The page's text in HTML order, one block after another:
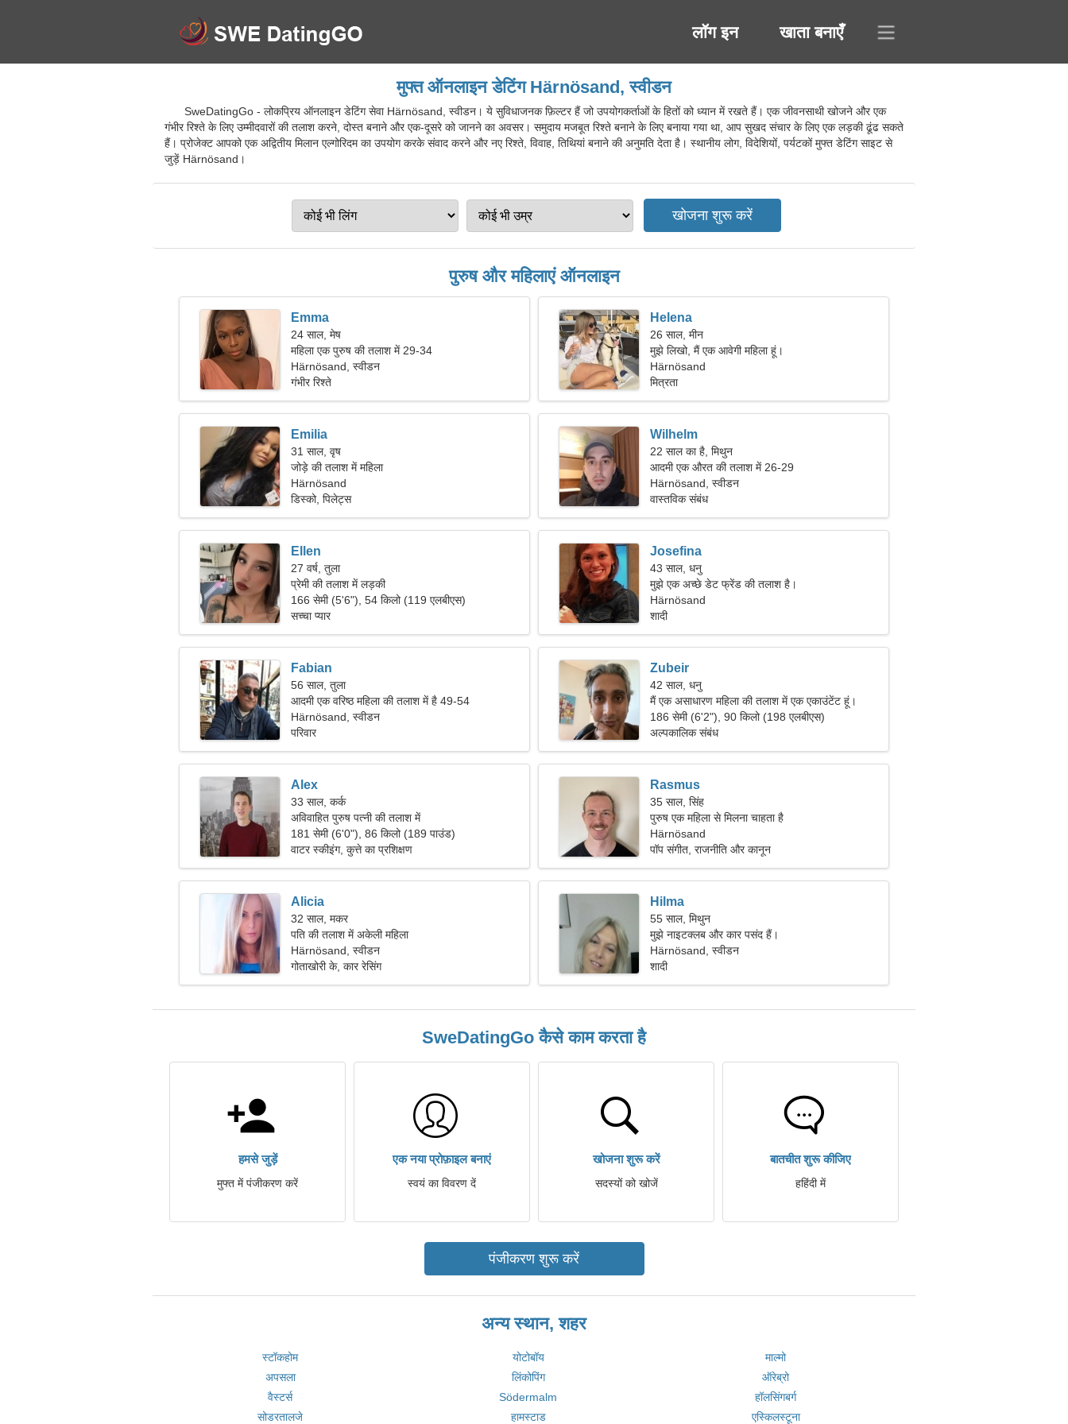
लॉग इन खाता बनाएँ
मुफ्त ऑनलाइन डेटिंग Härnösand, स्वीडन
SweDatingGo - लोकप्रिय ऑनलाइन डेटिंग सेवा Härnösand, स्वीडन। ये सुविधाजनक फ़िल्टर हैं जो उपयोगकर्ताओं के हितों को ध्यान में रखते हैं। एक जीवनसाथी खोजने और एक
गंभीर रिश्ते के लिए उम्मीदवारों की तलाश करने, दोस्त बनाने और एक-दूसरे को जानने का अवसर। समुदाय मजबूत रिश्ते बनाने के लिए बनाया गया था, आप सुखद संचार के लिए एक लड़की ढूंढ सकते
हैं। प्रोजेक्ट आपको एक अद्वितीय मिलान एल्गोरिदम का उपयोग करके संवाद करने और नए रिश्ते, विवाह, तिथियां बनाने की अनुमति देता है। स्थानीय लोग, विदेशियों, पर्यटकों मुफ्त डेटिंग साइट से
जुड़ें Härnösand।
पुरुष और महिलाएं ऑनलाइन
Emma
24 साल, मेष
महिला एक पुरुष की तलाश में 29-34
Härnösand, स्वीडन
गंभीर रिश्ते
Helena
26 साल, मीन
मुझे लिखो, मैं एक आवेगी महिला हूं।
Härnösand
मित्रता
Emilia
31 साल, वृष
जोड़े की तलाश में महिला
Härnösand
डिस्को, पिलेट्स
Wilhelm
22 साल का है, मिथुन
आदमी एक औरत की तलाश में 26-29
Härnösand, स्वीडन
वास्तविक संबंध
Ellen
27 वर्ष, तुला
प्रेमी की तलाश में लड़की
166 सेमी (5'6"), 54 किलो (119 एलबीएस)
सच्चा प्यार
Josefina
43 साल, धनु
मुझे एक अच्छे डेट फ्रेंड की तलाश है।
Härnösand
शादी
Fabian
56 साल, तुला
आदमी एक वरिष्ठ महिला की तलाश में है 49-54
Härnösand, स्वीडन
परिवार
Zubeir
42 साल, धनु
मैं एक असाधारण महिला की तलाश में एक एकाउंटेंट हूं।
186 सेमी (6'2"), 90 किलो (198 एलबीएस)
अल्पकालिक संबंध
Alex
33 साल, कर्क
अविवाहित पुरुष पत्नी की तलाश में
181 सेमी (6'0"), 86 किलो (189 पाउंड)
वाटर स्कीइंग, कुत्ते का प्रशिक्षण
Rasmus
35 साल, सिंह
पुरुष एक महिला से मिलना चाहता है
Härnösand
पॉप संगीत, राजनीति और कानून
Alicia
32 साल, मकर
पति की तलाश में अकेली महिला
Härnösand, स्वीडन
गोताखोरी के, कार रेसिंग
Hilma
55 साल, मिथुन
मुझे नाइटक्लब और कार पसंद हैं।
Härnösand, स्वीडन
शादी
SweDatingGo कैसे काम करता है
हमसे जुड़ें
मुफ्त में पंजीकरण करें
एक नया प्रोफ़ाइल बनाएं
स्वयं का विवरण दें
खोजना शुरू करें
सदस्यों को खोजें
बातचीत शुरू कीजिए
हहिंदी में
पंजीकरण शुरू करें
अन्य स्थान, शहर
स्टॉकहोम योटोबॉय
माल्मो
अपसला
लिंकोपिंग
ऑरेब्रो
वैस्टर्स
Södermalm
हॉलसिंगबर्ग
सोडरतालजे
हामस्टाड एस्किलस्टूना